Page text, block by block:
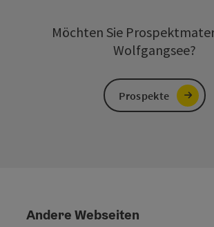
Möchten Sie
Wolfgangsee?
Prospekte
Andere Webseiten